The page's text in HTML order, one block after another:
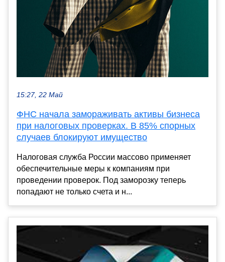
15:27, 22 Май
ФНС начала замораживать активы бизнеса
при налоговых проверках. В 85% спорных
случаев блокируют имущество
Налоговая служба России массово применяет
обеспечительные меры к компаниям при
проведении проверок. Под заморозку теперь
попадают не только счета и н...